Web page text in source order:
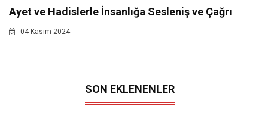
Ayet ve Hadislerle İnsanlığa Sesleniş ve Çağrı
04 Kasim 2024
SON EKLENENLER